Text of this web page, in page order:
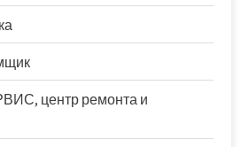
центр ремонта и